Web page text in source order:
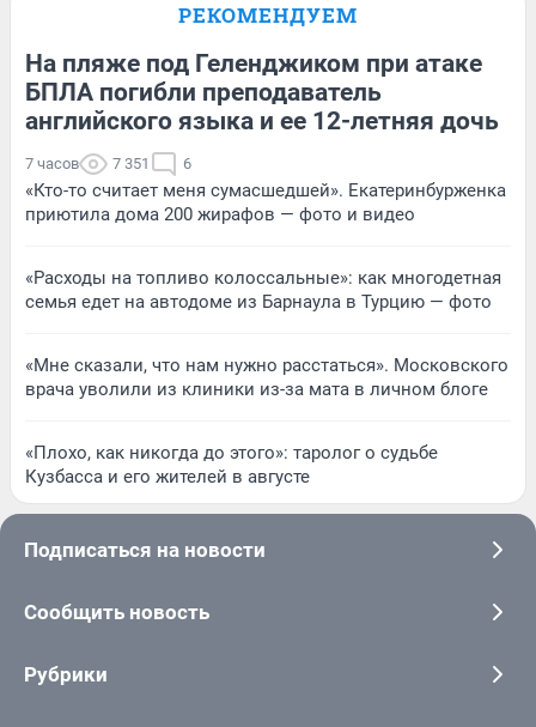
РЕКОМЕНДУЕМ
На пляже под Геленджиком при атаке
БПЛА погибли преподаватель
английского языка и ее 12-летняя дочь
7 часов 7 351 6
«Кто-то считает меня сумасшедшей». Екатеринбурженка
приютила дома 200 жирафов — фото и видео
«Расходы на топливо колоссальные»: как многодетная
семья едет на автодоме из Барнаула в Турцию — фото
«Мне сказали, что нам нужно расстаться». Московского
врача уволили из клиники из-за мата в личном блоге
«Плохо, как никогда до этого»: таролог о судьбе
Кузбасса и его жителей в августе
Подписаться на новости
Сообщить новость
Рубрики